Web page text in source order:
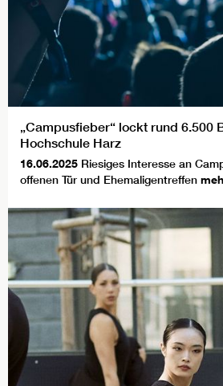
„Campusfieber“ lockt rund 6.500
Hochschule Harz
16.06.2025 Riesiges Interesse an
offenen Tür und Ehemaligentreffen